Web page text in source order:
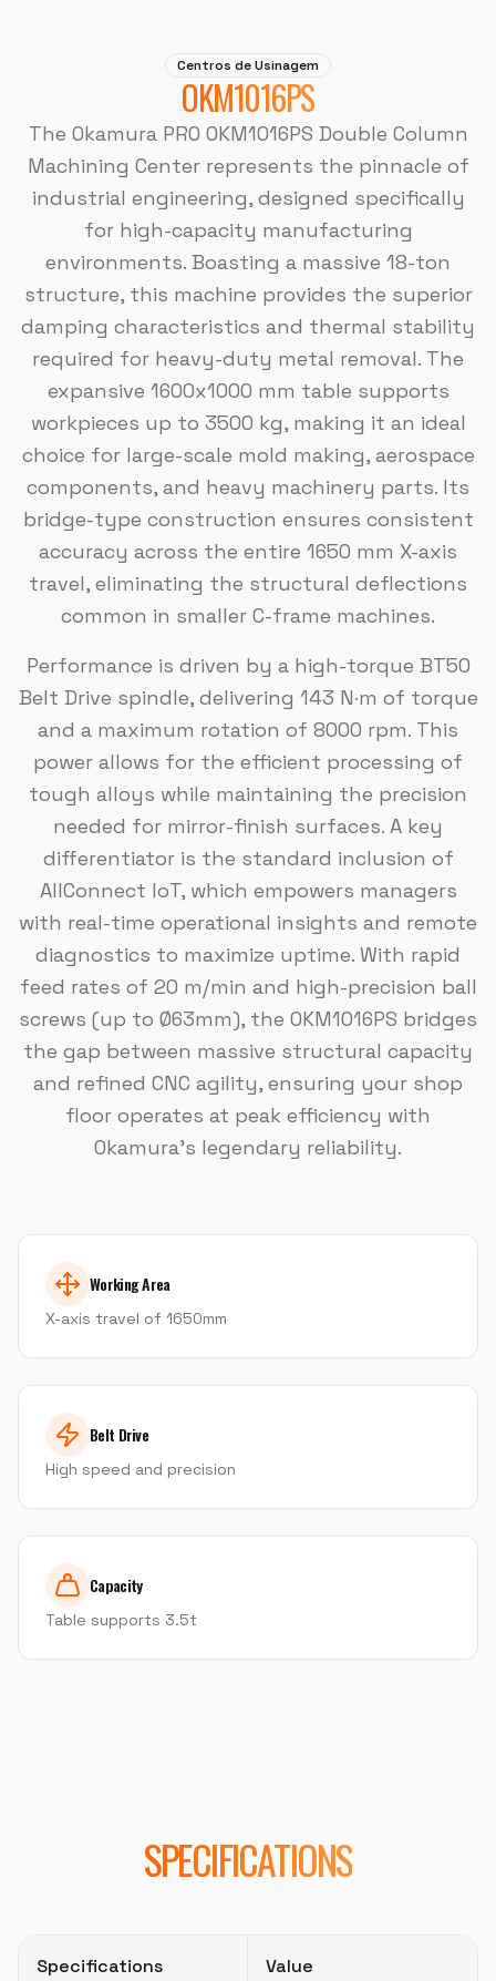
Centros de Usinagem
OKM1016PS
The Okamura PRO OKM1016PS Double Column
Machining Center represents the pinnacle of
industrial engineering, designed specifically
for high-capacity manufacturing
environments. Boasting a massive 18-ton
structure, this machine provides the superior
damping characteristics and thermal stability
required for heavy-duty metal removal. The
expansive 1600x1000 mm table supports
workpieces up to 3500 kg, making it an ideal
choice for large-scale mold making, aerospace
components, and heavy machinery parts. Its
bridge-type construction ensures consistent
accuracy across the entire 1650 mm X-axis
travel, eliminating the structural deflections
common in smaller C-frame machines.
Performance is driven by a high-torque BT50
Belt Drive spindle, delivering 143 N·m of torque
and a maximum rotation of 8000 rpm. This
power allows for the efficient processing of
tough alloys while maintaining the precision
needed for mirror-finish surfaces. A key
differentiator is the standard inclusion of
AllConnect IoT, which empowers managers
with real-time operational insights and remote
diagnostics to maximize uptime. With rapid
feed rates of 20 m/min and high-precision ball
screws (up to Ø63mm), the OKM1016PS bridges
the gap between massive structural capacity
and refined CNC agility, ensuring your shop
floor operates at peak efficiency with
Okamura’s legendary reliability.
Working Area
X-axis travel of 1650mm
Belt Drive
High speed and precision
Capacity
Table supports 3.5t
SPECIFICATIONS
Specifications Value